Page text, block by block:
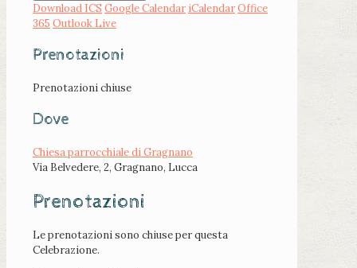
Download ICS Google Calendar iCalendarOffice
365 Outlook Live
Prenotazioni
Prenotazioni chiuse
Dove
Chiesa parrocchiale di Gragnano
Via Belvedere, 2, Gragnano, Lucca
Prenotazioni
Le prenotazioni sono chiuse per questa
Celebrazione.